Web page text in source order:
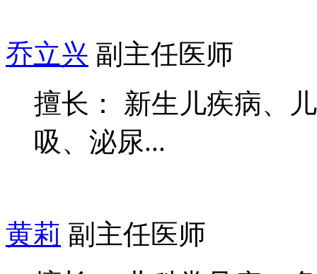
乔立兴 副主任医师
擅长： 新生儿疾病、
吸、泌尿...
黄莉 副主任医师